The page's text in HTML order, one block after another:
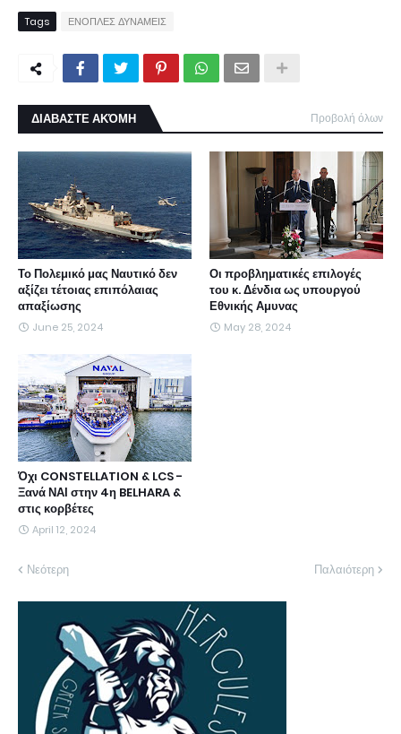
Tags ΕΝΟΠΛΕΣ ΔΥΝΑΜΕΙΣ
ΔΙΑΒΑΣΤΕ ΑΚΌΜΗ Προβολή όλων
Το Πολεμικό μας Ναυτικό δεν
αξίζει τέτοιας επιπόλαιας
απαξίωσης
June 25, 2024
Οι προβληματικές επιλογές
του κ. Δένδια ως υπουργού
Εθνικής Αμυνας
May 28, 2024
Όχι CONSTELLATION & LCS -
Ξανά ΝΑΙ στην 4η BELHARA &
στις κορβέτες
April 12, 2024
Νεότερη Παλαιότερη